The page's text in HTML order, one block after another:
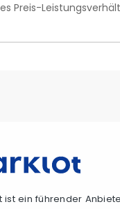
Preis-
ist ein führender